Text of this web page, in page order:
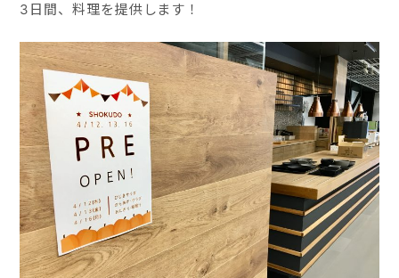
3日間、料理を提供します！